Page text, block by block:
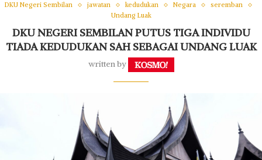
DKU Negeri Sembilan jawatan kedudukan Negara
seremban
Undang Luak
DKU NEGERI SEMBILAN PUTUS TIGA INDIVIDU
TIADA KEDUDUKAN SAH SEBAGAI UNDANG LUAK
written by